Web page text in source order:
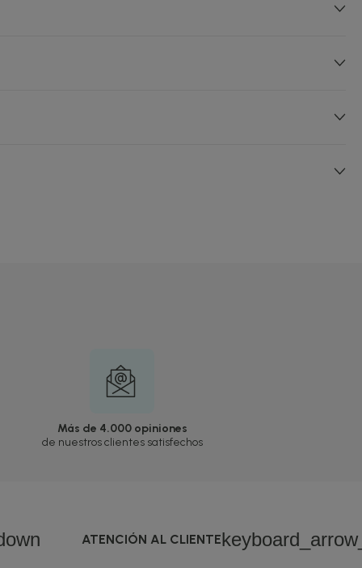
Más de 4.000 opiniones
de nuestros clientes satisfechos
ATENCIÓN AL CLIENTE